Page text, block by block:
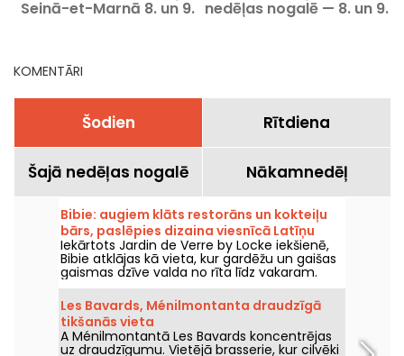
Seinā-et-Marnā 8. un 9. nedēļas nogalē — 8. un 9.
KOMENTĀRI
Šodien Rītdiena
Šajā nedēļas nogalē Nākamnedēļ
Bibie: augiem klāts restorāns un kokteiļu
bārs, paslēpies dizaina viesnīcā Latīņu
kvartālā
Iekārtots Jardin de Verre by Locke iekšienē,
Bibie atklājas kā vieta, kur gardēžu un gaišas
gaismas dzīve valda no rīta līdz vakaram.
Starp gaismas pilno restorānu un skaistu
zaļu terasi šī adrese piedāvā hibrīdisku
patvērumu netālu no Lutēcas arēnām.
Les Bavards, Ménilmontanta draudzīgā
tikšanās vieta
A Ménilmontantā Les Bavards koncentrējas
uz draudzīgumu. Vietējā brasserie, kur cilvēki